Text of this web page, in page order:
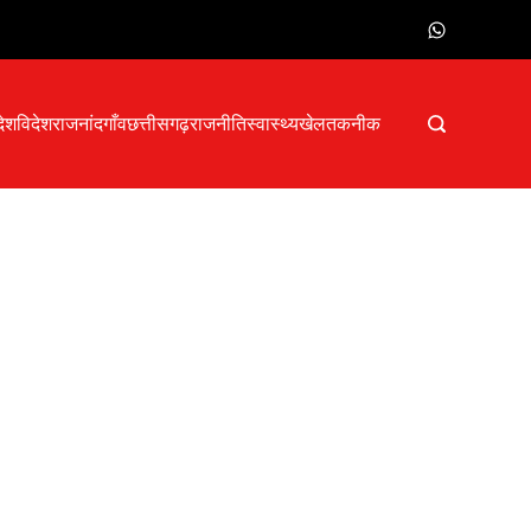
विदेशराजनांदगाँवछत्तीसगढ़राजनीतिस्वास्थ्यखेलतकनीक